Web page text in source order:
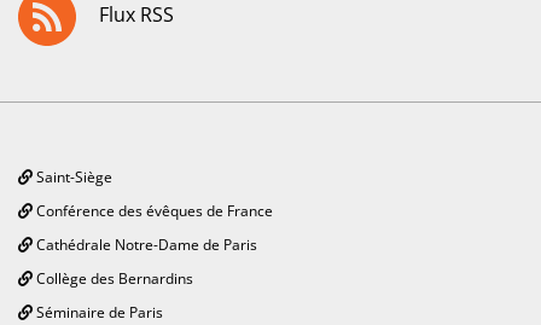
Flux RSS
Saint-Siège
Conférence des évêques de France
Cathédrale Notre-Dame de Paris
Collège des Bernardins
Séminaire de Paris